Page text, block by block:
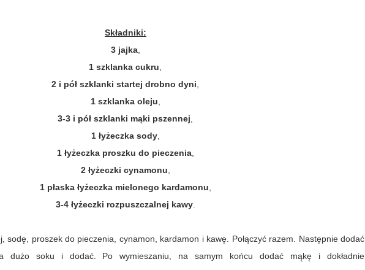
Składniki:
3 jajka,
1 szklanka cukru
2 i pół szklanki startej drobno dyni
1 szklanka oleju
3-3 i pół szklanki mąki pszennej
1 łyżeczka sody,
1 łyżeczka proszku do pieczenia,
2 łyżeczki cynamonu
1 płaska łyżeczka mielonego kardamonu
3-4 łyżeczki rozpuszczalnej kawy.
sodę, proszek do pieczenia, cynamon, kardamon i kawę. Połączyć razem. Następnie dodać
dużo soku i dodać. Po wymieszaniu, na samym końcu dodać mąkę i dokładnie